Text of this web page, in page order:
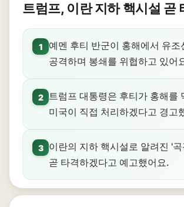
트럼프, 이란 지하 핵시설 곧
1
예멘 후티 반군이 홍해에서 유조
공격하며 봉쇄를 위협하고 있어
2
트럼프 대통령은 후티가 홍해를
미국이 직접 처리하겠다고 경고
3
이란의 지하 핵시설로 알려진 '
곧 타격하겠다고 예고했어요.